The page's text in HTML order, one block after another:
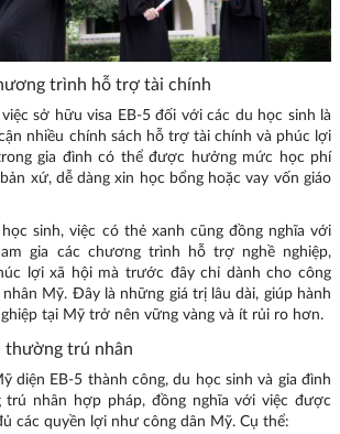
trình hỗ trợ tài chính
sở hữu visa EB-5 đối với các du học sinh là
nhiều chính sách hỗ trợ tài chính và phúc lợi
gia đình có thể được hưởng mức học phí
xứ, dễ dàng xin học bổng hoặc vay vốn giáo
sinh, việc có thẻ xanh cũng đồng nghĩa với
gia các chương trình hỗ trợ nghề nghiệp,
lợi xã hội mà trước đây chỉ dành cho công
Mỹ. Đây là những giá trị lâu dài, giúp hành
tại Mỹ trở nên vững vàng và ít rủi ro hơn.
thường trú nhân
diện EB-5 thành công, du học sinh và gia đình
nhân hợp pháp, đồng nghĩa với việc được
các quyền lợi như công dân Mỹ. Cụ thể: